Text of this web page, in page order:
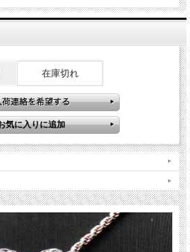
トトップ
ナイトのハート型ペンダントトップです。
シルバー宝飾が、南国の海のような色あいのア
アマゾナイトペンダントトップは大変おすすめ
、衝撃や急激な温度の変化で割れてしまうこと
在庫切れ